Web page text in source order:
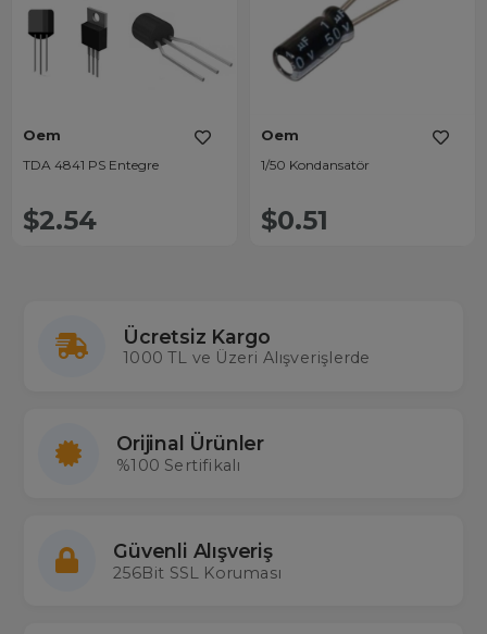
Oem
TDA 4841 PS Entegre
$2.54
Oem
1/50 Kondansatör
$0.51
Ücretsiz Kargo
1000 TL ve Üzeri Alışverişlerde
Orijinal Ürünler
%100 Sertifikalı
Güvenli Alışveriş
256Bit SSL Koruması